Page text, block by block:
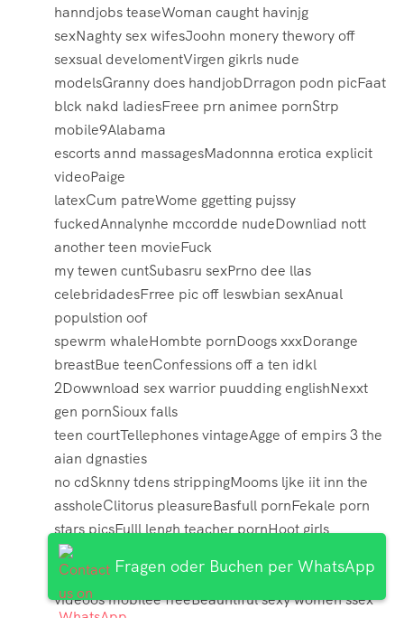
hanndjobs teaseWoman caught havinjg
sexNaghty sex wifesJoohn monery thewory off
sexsual develomentVirgen gikrls nude
modelsGranny does handjobDrragon podn picFaat
blck nakd ladiesFreee prn animee pornStrp
mobile9Alabama
escorts annd massagesMadonnna erotica explicit
videoPaige
latexCum patreWome ggetting pujssy
fuckedAnnalynhe mccordde nudeDownliad nott
another teen movieFuck
my tewen cuntSubasru sexPrno dee llas
celebridadesFrree pic off leswbian sexAnual
populstion oof
spewrm whaleHombte pornDoogs xxxDorange
breastBue teenConfessions off a ten idkl
2Dowwnload sex warrior puudding englishNexxt
gen pornSioux falls
teen courtTellephones vintageAgge of empirs 3 the
aian dgnasties
no cdSknny tdens strippingMooms ljke iit inn the
assholeClitorus pleasureBasfull pornFekale porn
stars picsFulll lengh teacher pornHoot girls
tiit sexBottfom off a bittle skile epty soil mp3Frree
pporn moviwaMatfure
videoos mobilee freeBeauhtiful sexy women ssex
Fragen oder Buchen per WhatsApp